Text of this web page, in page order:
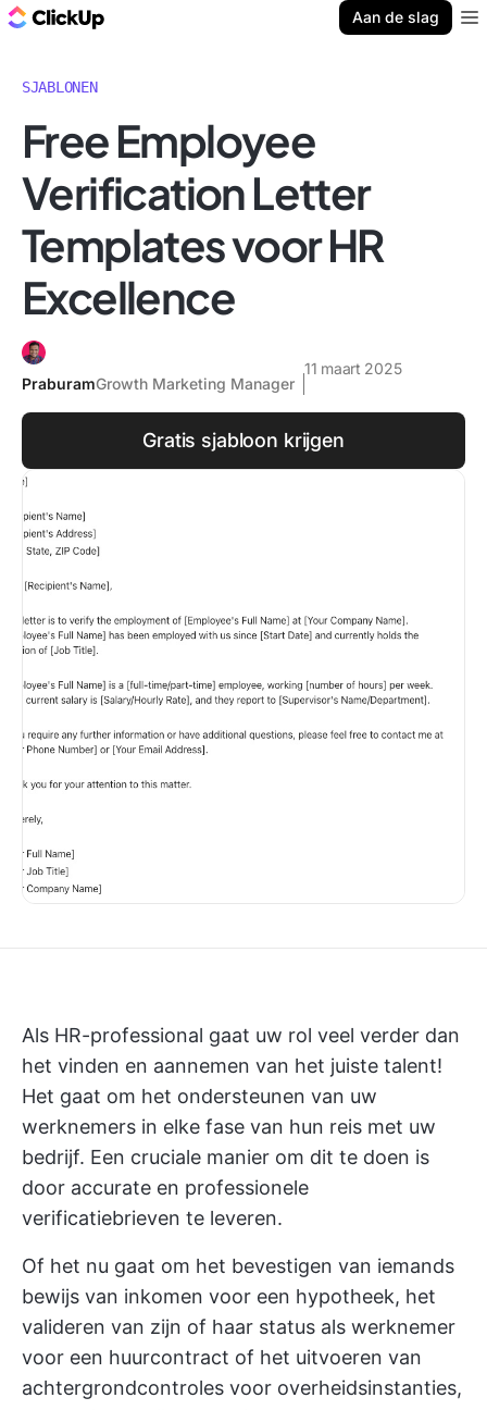
Aan de slag
SJABLONEN
Free Employee
Verification Letter
Templates voor HR
Excellence
PraburamGrowth Marketing Manager
11 maart 2025
Gratis sjabloon krijgen
Als HR-professional gaat uw rol veel verder dan
het vinden en aannemen van het juiste talent!
Het gaat om het ondersteunen van uw
werknemers in elke fase van hun reis met uw
bedrijf. Een cruciale manier om dit te doen is
door accurate en professionele
verificatiebrieven te leveren.
Of het nu gaat om het bevestigen van iemands
bewijs van inkomen voor een hypotheek, het
valideren van zijn of haar status als werknemer
voor een huurcontract of het uitvoeren van
achtergrondcontroles voor overheidsinstanties,